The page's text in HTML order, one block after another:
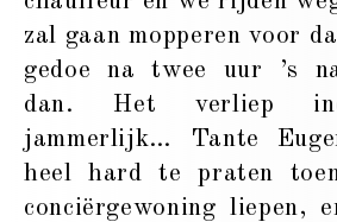
zal gaan mopperen voor
gedoe na twee uur ’s
dan. Het verliep
jammerlijk… Tante
heel hard te praten
conciërgewoning liepen,